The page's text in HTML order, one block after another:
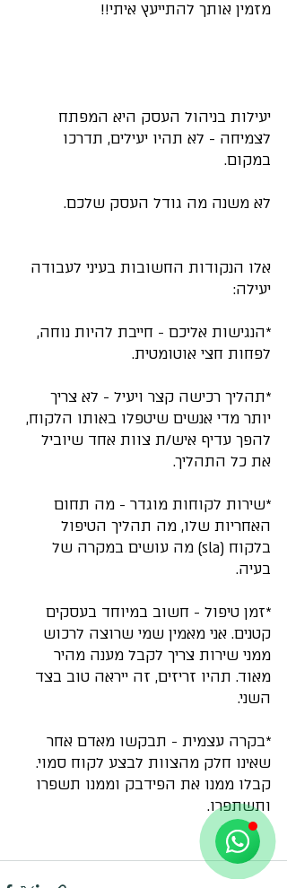
מזמין אותך להתייעץ איתי!!
יעילות בניהול העסק היא המפתח
לצמיחה - לא תהיו יעילים, תדרכו
במקום.
לא משנה מה גודל העסק שלכם.
אלו הנקודות החשובות בעיני לעבודה
יעילה:
*הנגישות אליכם - חייבת להיות נוחה,
לפחות חצי אוטומטית.
*תהליך רכישה קצר ויעיל - לא צריך
יותר מדי אנשים שיטפלו באותו הלקוח,
להפך עדיף איש/ת צוות אחד שיוביל
את כל התהליך.
*שירות לקוחות מוגדר - מה תחום
האחריות שלו, מה תהליך הטיפול
בלקוח (sla) מה עושים במקרה של
בעיה.
*זמן טיפול - חשוב במיוחד בעסקים
קטנים. אני מאמין שמי שרוצה לרכוש
ממני שירות צריך לקבל מענה מהיר
מאוד. תהיו זריזים, זה ייראה טוב בצד
השני.
*בקרה עצמית - תבקשו מאדם אחר
שאינו חלק מהצוות לבצע לקוח סמוי.
קבלו ממנו את הפידבק וממנו תשפרו
ותשתפרו.
חגי לביא
Online